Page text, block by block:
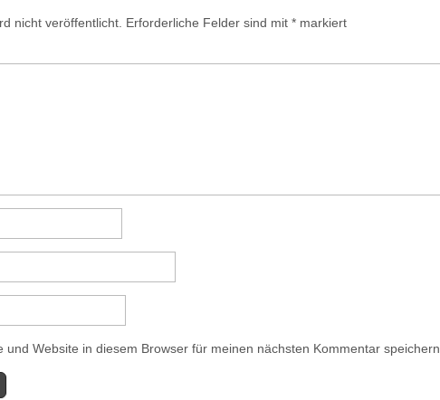
nicht veröffentlicht. Erforderliche Felder sind mit *markiert
und Website in diesem Browser für meinen nächsten Kommentar speichern.